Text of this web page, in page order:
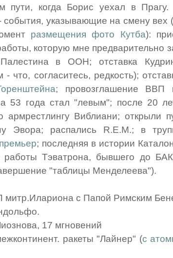
пути, когда Борис уехал в
события, указывающие на смену вех
размещения фото Кутба):
которую мне предварительно
в ООН; отставка
что, согласитесь, редкость);
; провозглашение ВВП
53 года стал "левым"; после 20
Виблиани; открыли
Эвора; распались R.E.M.; в
; последняя в истории
работы Тэватрона, бывшего до
"таблицы Менделеева").
с Папой Римским
17 мгновений
ракеты "Лайнер" (с